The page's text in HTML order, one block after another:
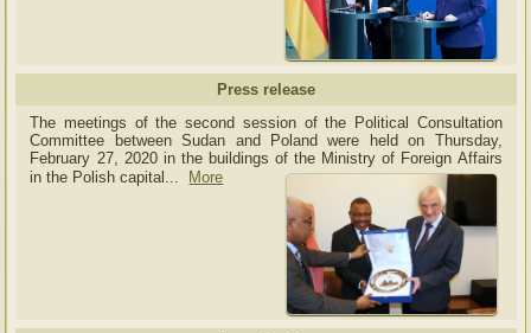
Press release
The meetings of the second session of the Political Consultation
Committee between Sudan and Poland were held on Thursday,
February 27, 2020 in the buildings of the Ministry of Foreign Affairs
in the Polish capital.
More